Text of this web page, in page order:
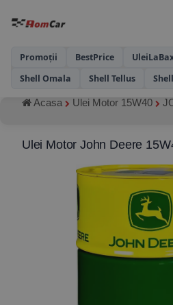
Promoții BestPrice
Shell Omala
Shell Tellus
Acasa Ulei Motor 15W40
Ulei Motor John Deere